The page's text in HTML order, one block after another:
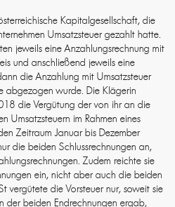
Kapitalgesellschaft, die
Umsatzsteuer gezahlt hatte.
jeweils eine Anzahlungsrechnung mit
und anschließend jeweils eine
die Anzahlung mit Umsatzsteuer
abgezogen wurde. Die Klägerin
die Vergütung der von ihr an die
Umsatzsteuern im Rahmen eines
Zeitraum Januar bis Dezember
die beiden Schlussrechnungen an,
Zudem reichte sie
ein, nicht aber auch die beiden
vergütete die Vorsteuer nur, soweit sie
der beiden Endrechnungen ergab,